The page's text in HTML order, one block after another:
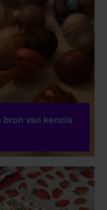
van kennis